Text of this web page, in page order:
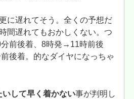
に遅れてそう。全くの予想だ
間遅れてもおかしくない。つ
前後着、8時発→11時前後
後着。的なダイヤになっちゃ
いして早く着かない事が判明し